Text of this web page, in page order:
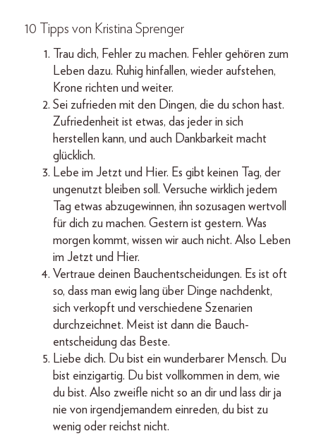
10 Tipps von Kristina Sprenger
Trau dich, Fehler zu machen. Fehler gehören zum
Leben dazu. Ruhig hinfallen, wieder aufstehen,
Krone richten und weiter.
Sei zufrieden mit den Dingen, die du schon hast.
Zufriedenheit ist etwas, das jeder in sich
herstellen kann, und auch Dankbarkeit macht
glücklich.
Lebe im Jetzt und Hier. Es gibt keinen Tag, der
ungenutzt bleiben soll. Versuche wirklich jedem
Tag etwas abzugewinnen, ihn sozusagen wertvoll
für dich zu machen. Gestern ist gestern. Was
morgen kommt, wissen wir auch nicht. Also Leben
im Jetzt und Hier.
Vertraue deinen Bauchentscheidungen. Es ist oft
so, dass man ewig lang über Dinge nachdenkt,
sich verkopft und verschiedene Szenarien
durchzeichnet. Meist ist dann die Bauch­
entscheidung das Beste.
Liebe dich. Du bist ein wunderbarer Mensch. Du
bist einzigartig. Du bist vollkommen in dem, wie
du bist. Also zweifle nicht so an dir und lass dir ja
nie von irgendjemandem einreden, du bist zu
wenig oder reichst nicht.